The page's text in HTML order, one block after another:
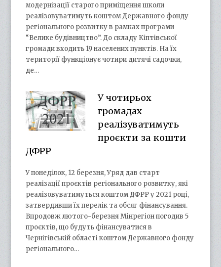
модернізації старого приміщення школи
реалізовуватимуть коштом Державного фонду
регіонального розвитку в рамках програми
“Велике будівництво”. До складу Кіптівської
громади входить 19 населених пунктів. На їх
території функціонує чотири дитячі садочки,
де…
У чотирьох
громадах
реалізуватимуть
проєкти за кошти
ДФРР
У понеділок, 12 березня, Уряд дав старт
реалізації проєктів регіонального розвитку, які
реалізовуватимуться коштом ДФРР у 2021 році,
затвердивши їх перелік та обсяг фінансування.
Впродовж лютого-березня Мінрегіон погодив 5
проєктів, що будуть фінансуватися в
Чернігівській області коштом Державного фонду
регіонального…